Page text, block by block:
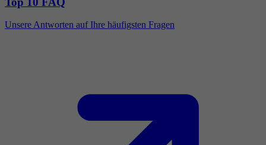
Unsere Antworten auf Ihre häufigsten Fragen